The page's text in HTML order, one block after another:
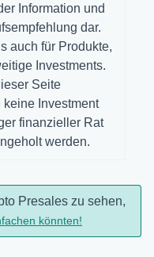
Information und
dar.
auch für Produkte,
Investments.
Seite
Investment
finanzieller Rat
werden.
Presales zu sehen,
könnten!